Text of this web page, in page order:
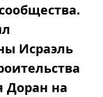
Исраэль
Доран на